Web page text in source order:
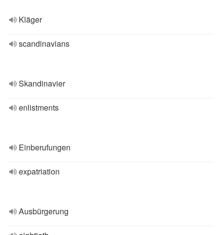
Kläger
scandinavians
Skandinavier
enlistments
Einberufungen
expatriation
Ausbürgerung